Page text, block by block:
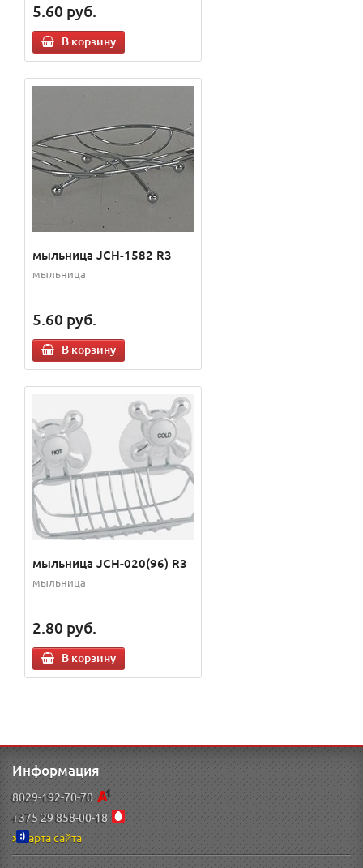
5.60 руб.
В корзину
мыльница JCH-1582 R3
мыльница
5.60 руб.
В корзину
мыльница JCH-020(96) R3
мыльница
2.80 руб.
В корзину
Информация
8029-192-70-70
+375 29 858-00-18
Карта сайта